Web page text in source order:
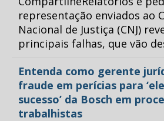
representação enviados ao
Nacional de Justiça (CNJ)
principais falhas, que vão
Entenda como gerente
fraude em perícias para
sucesso’ da Bosch em
trabalhistas